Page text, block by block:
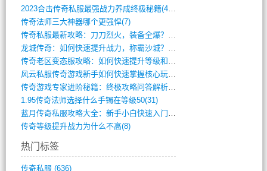
2023合击传奇私服最强战力养成终极秘籍(428)
传奇法师三大神器哪个更强悍(7)
传奇私服最新攻略：刀刀烈火，装备全爆？攻(813)
龙城传奇：如何快速提升战力，称霸沙城？(802)
传奇老区变态服攻略：如何快速提升等级和战(379)
风云私服传奇游戏新手如何快速掌握核心玩法(616)
传奇游戏专家进阶秘籍：终极攻略问答解析(848)
1.95传奇法师选择什么手镯在等级50(31)
蓝月传奇私服攻略大全：新手小白快速入门指(386)
传奇等级提升战力为什么不高(8)
热门标签
传奇私服 (636)